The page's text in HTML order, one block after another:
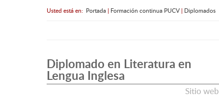
Usted está en: Portada| Formación continua PUCV| Diplomados
Diplomado en Literatura en
Lengua Inglesa
Sitio web